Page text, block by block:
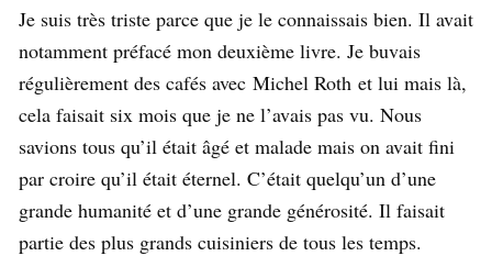
Je suis très triste parce que je le connaissais bien. Il avait
notamment préfacé mon deuxième livre. Je buvais
régulièrement des cafés avec Michel Roth et lui mais là,
cela faisait six mois que je ne l’avais pas vu. Nous
savions tous qu’il était âgé et malade mais on avait fini
par croire qu’il était éternel. C’était quelqu’un d’une
grande humanité et d’une grande générosité. Il faisait
partie des plus grands cuisiniers de tous les temps.